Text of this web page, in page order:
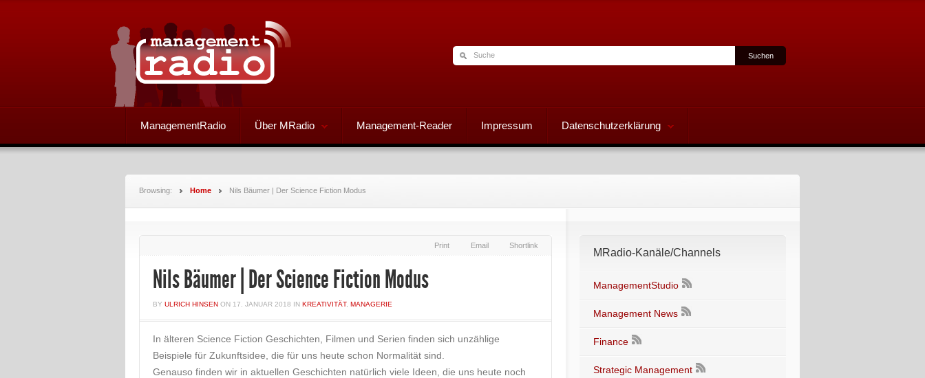
ManagementRadio Über MRadio Management-Reader Impressum Datenschutzerklärung
Browsing: Home Nils Bäumer | Der Science Fiction Modus
Print Email Shortlink
Nils Bäumer | Der Science Fiction Modus
BY ULRICH HINSEN ON 17. JANUAR 2018 IN KREATIVITÄT, MANAGERIE
In älteren Science Fiction Geschichten, Filmen und Serien finden sich unzählige
Beispiele für Zukunftsidee, die für uns heute schon Normalität sind.
Genauso finden wir in aktuellen Geschichten natürlich viele Ideen, die uns heute noch
MRadio-Kanäle/Channels
ManagementStudio
Management News
Finance
Strategic Management